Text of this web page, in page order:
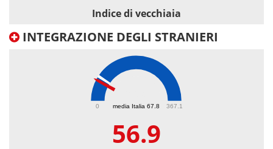
Indice di vecchiaia
INTEGRAZIONE DEGLI STRANIERI
media Italia 67.8
0 367.1
56.9